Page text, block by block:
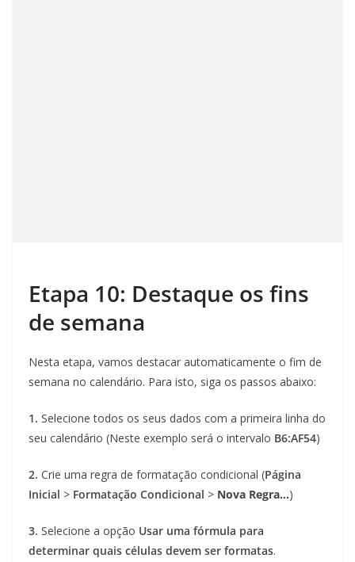
Etapa 10: Destaque os fins
de semana
Nesta etapa, vamos destacar automaticamente o fim de
semana no calendário. Para isto, siga os passos abaixo:
1. Selecione todos os seus dados com a primeira linha do
seu calendário (Neste exemplo será o intervalo B6:AF54)
2. Crie uma regra de formatação condicional (Página
Inicial > Formatação Condicional > Nova Regra…)
3. Selecione a opção Usar uma fórmula para
determinar quais células devem ser formatas.